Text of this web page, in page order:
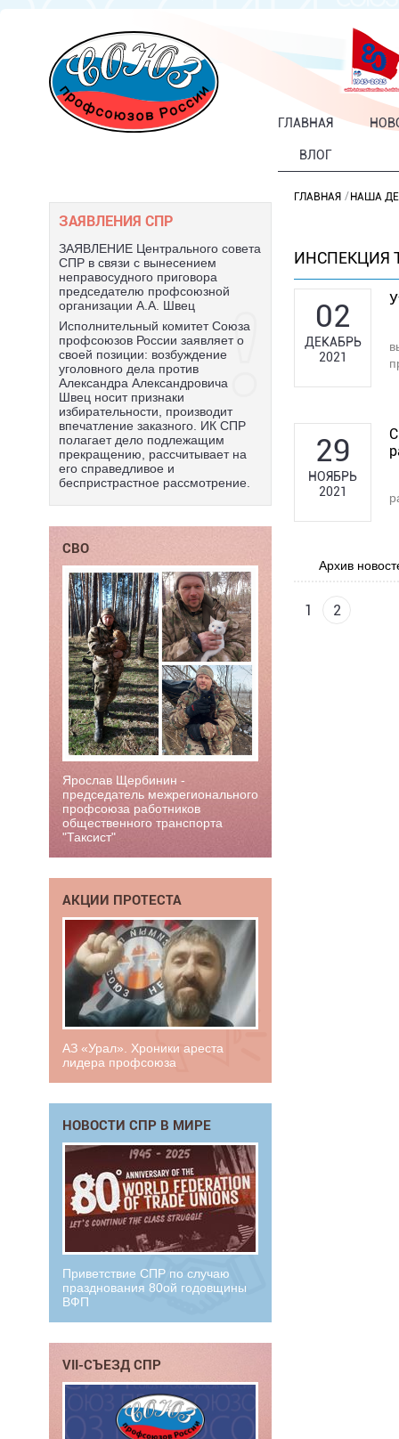
ГЛАВНАЯ
ВЛОГ
ЗАЯВЛЕНИЯ СПР
ЗАЯВЛЕНИЕ Центрального совета
СПР в связи с вынесением
неправосудного приговора
председателю профсоюзной
организации А.А. Швец
Исполнительный комитет Союза
профсоюзов России заявляет о
своей позиции: возбуждение
уголовного дела против
Александра Александровича
Швец носит признаки
избирательности, производит
впечатление заказного. ИК СПР
полагает дело подлежащим
прекращению, рассчитывает на
его справедливое и
беспристрастное рассмотрение.
СВО
Ярослав Щербинин -
председатель межрегионального
профсоюза работников
общественного транспорта
"Таксист"
АКЦИИ ПРОТЕСТА
АЗ «Урал». Хроники ареста
лидера профсоюза
НОВОСТИ СПР В МИРЕ
Приветствие СПР по случаю
празднования 80ой годовщины
ВФП
VII-СЪЕЗД СПР
ГЛАВНАЯ НАША
ИНСПЕКЦИЯ
02
ДЕКАБРЬ
2021
29
НОЯБРЬ
2021
Архив
1 2